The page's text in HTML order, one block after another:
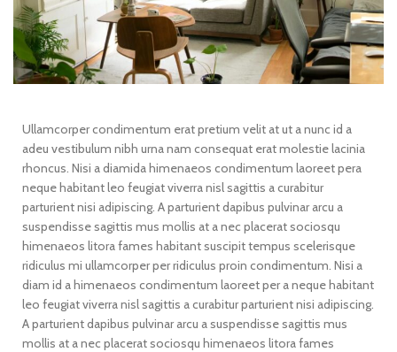
Ullamcorper condimentum erat pretium velit at ut a nunc id a
adeu vestibulum nibh urna nam consequat erat molestie lacinia
rhoncus. Nisi a diamida himenaeos condimentum laoreet pera
neque habitant leo feugiat viverra nisl sagittis a curabitur
parturient nisi adipiscing. A parturient dapibus pulvinar arcu a
suspendisse sagittis mus mollis at a nec placerat sociosqu
himenaeos litora fames habitant suscipit tempus scelerisque
ridiculus mi ullamcorper per ridiculus proin condimentum. Nisi a
diam id a himenaeos condimentum laoreet per a neque habitant
leo feugiat viverra nisl sagittis a curabitur parturient nisi adipiscing.
A parturient dapibus pulvinar arcu a suspendisse sagittis mus
mollis at a nec placerat sociosqu himenaeos litora fames